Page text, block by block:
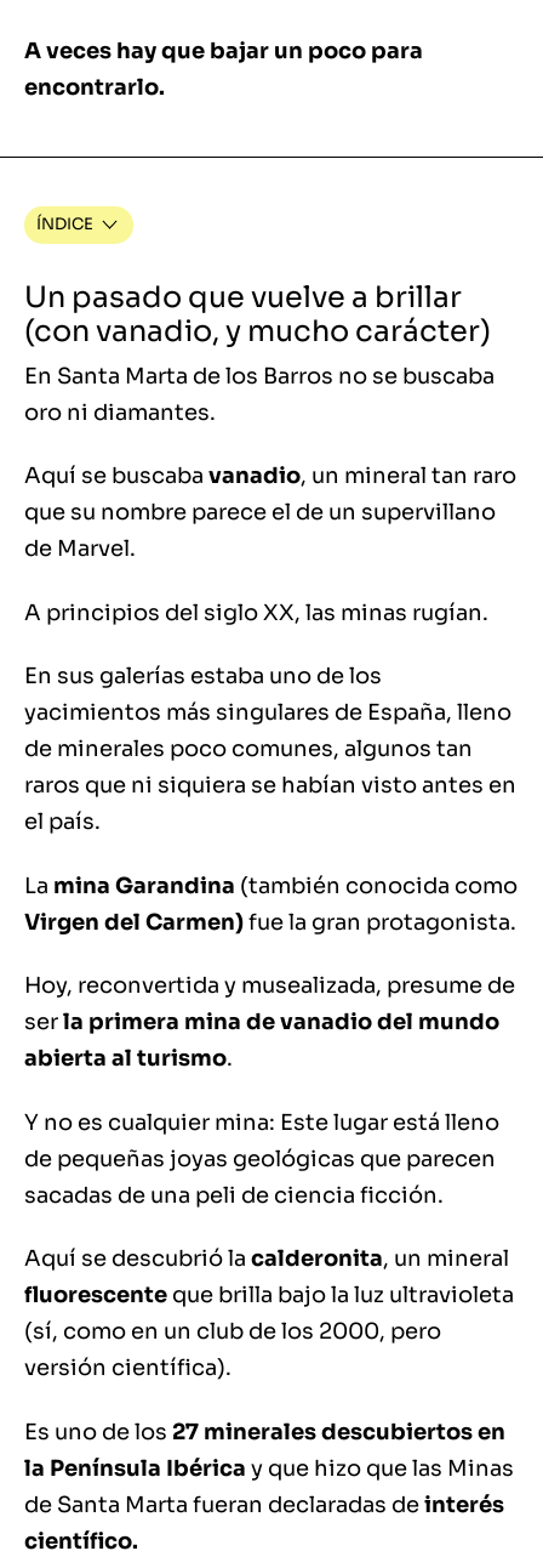
A veces hay que bajar un poco para
encontrarlo.
ÍNDICE
Un pasado que vuelve a brillar
(con vanadio, y mucho carácter)
En Santa Marta de los Barros no se buscaba
oro ni diamantes.
Aquí se buscaba vanadio, un mineral tan raro
que su nombre parece el de un supervillano
de Marvel.
A principios del siglo XX, las minas rugían.
En sus galerías estaba uno de los
yacimientos más singulares de España, lleno
de minerales poco comunes, algunos tan
raros que ni siquiera se habían visto antes en
el país.
La mina Garandina (también conocida como
Virgen del Carmen)fue la gran protagonista.
Hoy, reconvertida y musealizada, presume de
serla primera mina de vanadio del mundo
abierta al turismo.
Y no es cualquier mina: Este lugar está lleno
de pequeñas joyas geológicas que parecen
sacadas de una peli de ciencia ficción.
Aquí se descubrió la calderonita, un mineral
fluorescente que brilla bajo la luz ultravioleta
(sí, como en un club de los 2000, pero
versión científica).
Es uno de los 27 minerales descubiertos en
la Península Ibérica y que hizo que las Minas
de Santa Marta fueran declaradas deinterés
científico.